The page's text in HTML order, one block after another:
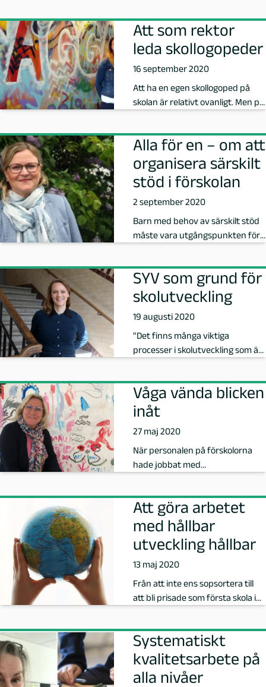
e
p
å
P
e
d
a
g
o
g
M
a
l
m
ö
-
P
a
f
1
Att som rektor
leda skollogopeder
16 september 2020
Att ha en egen skollogoped på
skolan är relativt ovanligt. Men på
Alla för en – om att
organisera särskilt
stöd i förskolan
2 september 2020
Barn med behov av särskilt stöd
måste vara utgångspunkten för
SYV som grund för
skolutveckling
19 augusti 2020
"Det finns många viktiga
processer i skolutveckling som är
Våga vända blicken
inåt
27 maj 2020
När personalen på förskolorna
hade jobbat med
Att göra arbetet
med hållbar
utveckling hållbar
13 maj 2020
Från att inte ens sopsortera till
att bli prisade som första skola i
Systematiskt
kvalitetsarbete på
alla nivåer